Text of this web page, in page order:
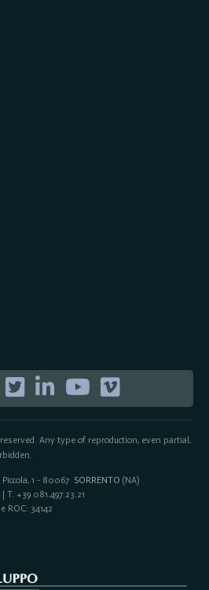
Any type of reproduction, even partial,
1 - 80067 SORRENTO (NA)
| T. +39 081.497.23.21
ROC: 34142